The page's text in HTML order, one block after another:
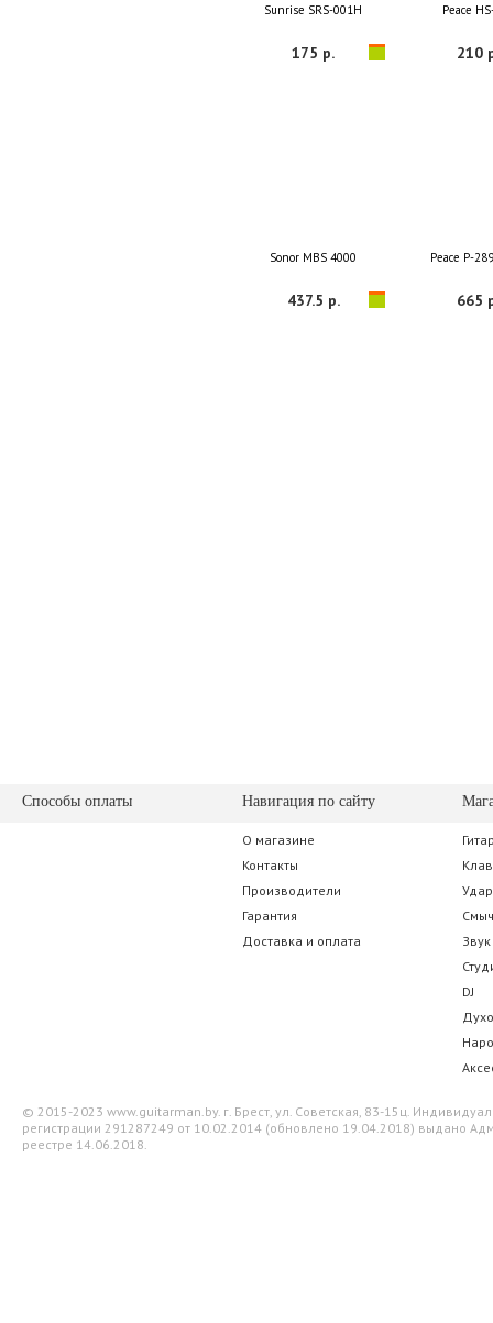
Sunrise SRS-001H
175 р.
Peace
210
Sonor MBS 4000
437.5 р.
Peace P-
665
Способы оплаты Навигация по сайту
О магазине
Контакты
Производители
Гарантия
Доставка и оплата
Звук
DJ
© 2015-2023 www.guitarman.by. г. Брест, ул. Советская, 83-15ц.
регистрации 291287249 от 10.02.2014 (обновлено 19.04.2018) выдано
реестре 14.06.2018.